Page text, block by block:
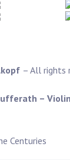
– All rights
–
Centuries